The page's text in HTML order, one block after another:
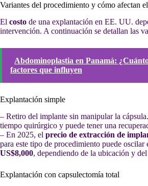
Variantes del procedimiento y cómo afectan el
El costo de una explantación en EE. UU.
intervención. A continuación se detallan las
Abdominoplastia en Panamá:
factores que influyen
Explantación simple
– Retiro del implante sin manipular la
tiempo quirúrgico y puede tener una
– En 2025, el precio de extracción de
para este tipo de procedimiento puede oscilar
US$8,000, dependiendo de la ubicación y
Explantación con capsulectomía total